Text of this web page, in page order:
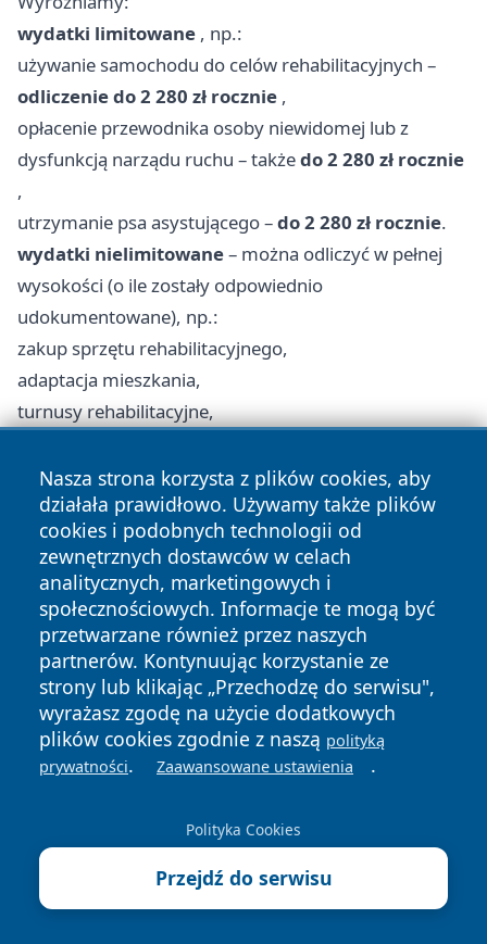
wydatki limitowane , np.:
używanie samochodu do celów rehabilitacyjnych –
odliczenie do 2 280 zł rocznie ,
opłacenie przewodnika osoby niewidomej lub z
dysfunkcją narządu ruchu – takżedo 2 280 zł rocznie
,
utrzymanie psa asystującego –do 2 280 zł rocznie.
wydatki nielimitowane– można odliczyć w pełnej
wysokości (o ile zostały odpowiednio
udokumentowane), np.:
zakup sprzętu rehabilitacyjnego,
adaptacja mieszkania,
turnusy rehabilitacyjne,
dojazdy do ośrodków rehabilitacyjnych.
W praktyce oznacza to, że łączna wartość ulgi w
zeznaniu PIT może sięgaćnawet kilkunastu tysięcy
złotych rocznie , co przy skali podatkowej 17%
przekłada się na oszczędność rzędu 2 000–3 000 zł.
Kto może skorzystać i jakie schorzenia lub sytuacje
obejmuje ulga
Prawo do ulgi mają:
osoby posiadające orzeczenie o
niepełnosprawności, niezależnie od stopnia (lekki,
osoby utrzymujące osoby niepełnosprawne
dzieci, małżonków, rodziców, pod warunkiem że
dochody tych osób nie przekraczają19 061,28 zł
brutto rocznie(limit na 2025 rok).
Nasza strona korzysta z plików cookies, aby
działała prawidłowo. Używamy także plików
cookies i podobnych technologii od
zewnętrznych dostawców w celach
analitycznych, marketingowych i
społecznościowych. Informacje te mogą być
przetwarzane również przez naszych
partnerów. Kontynuując korzystanie ze
strony lub klikając „Przechodzę do serwisu",
wyrażasz zgodę na użycie dodatkowych
plików cookies zgodnie z naszą polityką
prywatności. Zaawansowane ustawienia .
Polityka Cookies
Przejdź do serwisu